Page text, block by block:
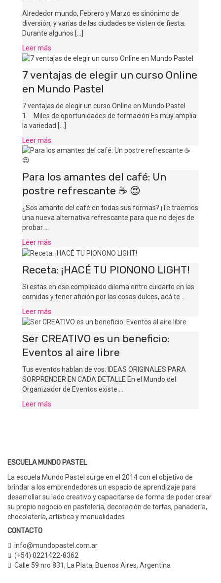
Alrededor mundo, Febrero y Marzo es sinónimo de
diversión, y varias de las ciudades se visten de fiesta.
Durante algunos [...]
Leer más
7 ventajas de elegir un curso Online
en Mundo Pastel
7 ventajas de elegir un curso Online en Mundo Pastel
1. Miles de oportunidades de formación Es muy amplia
la variedad [...]
Leer más
Para los amantes del café: Un
postre refrescante ☕️ 😍
¿Sos amante del café en todas sus formas? ¡Te traemos
una nueva alternativa refrescante para que no dejes de
probar …
Leer más
Receta: ¡HACÉ TU PIONONO LIGHT!
Si estas en ese complicado dilema entre cuidarte en las
comidas y tener afición por las cosas dulces, acá te …
Leer más
Ser CREATIVO es un beneficio:
Eventos al aire libre
Tus eventos hablan de vos: IDEAS ORIGINALES PARA
SORPRENDER EN CADA DETALLE En el Mundo del
Organizador de Eventos existe …
Leer más
ESCUELA MUNDO PASTEL
La escuela Mundo Pastel surge en el 2014 con el objetivo de
brindar a los emprendedores un espacio de aprendizaje para
desarrollar su lado creativo y capacitarse de forma de poder crear
su propio negocio en pastelería, decoración de tortas, panadería,
chocolatería, artística y manualidades
CONTACTO
info@mundopastel.com.ar
(+54) 0221422-8362
Calle 59 nro 831, La Plata, Buenos Aires, Argentina